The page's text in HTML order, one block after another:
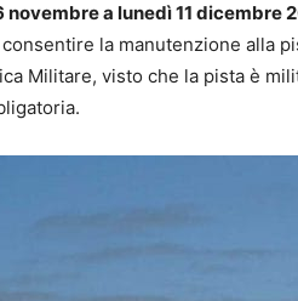
novembre a lunedì 11 dicembre
la manutenzione alla
Militare, visto che la pista è